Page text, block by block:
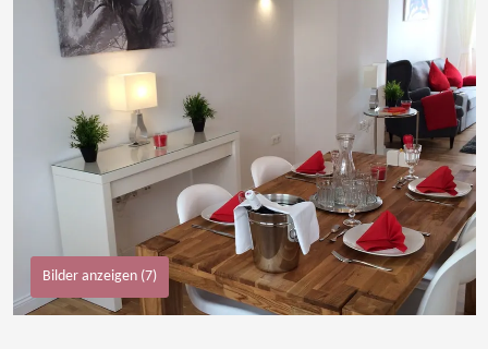
Bilder anzeigen (7)